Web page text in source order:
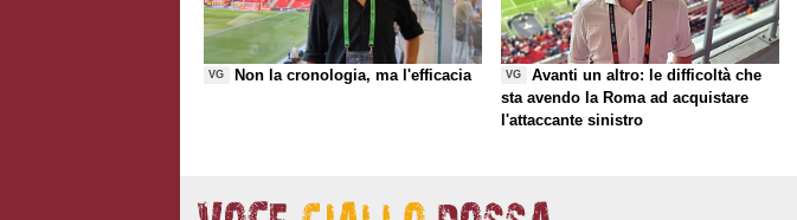
VG Non la cronologia, ma l'efficacia VG
Avanti un altro: le difficoltà che
sta avendo la Roma ad acquistare
l'attaccante sinistro